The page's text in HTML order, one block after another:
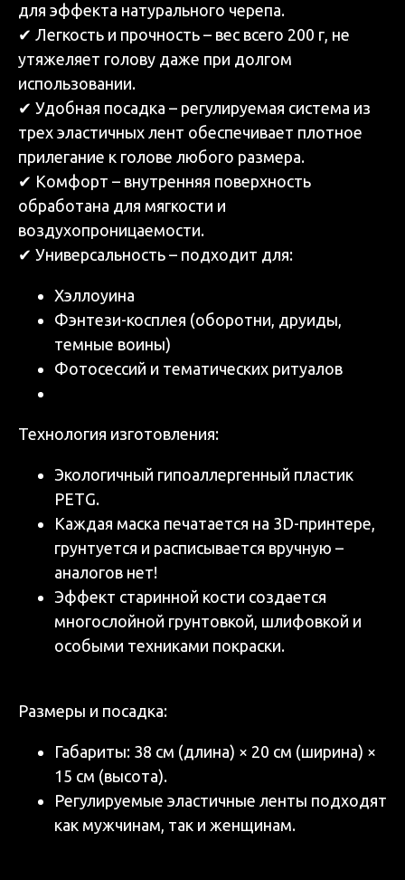
для эффекта натурального черепа.
✔ Легкость и прочность – вес всего 200 г, не
утяжеляет голову даже при долгом
использовании.
✔ Удобная посадка – регулируемая система из
трех эластичных лент обеспечивает плотное
прилегание к голове любого размера.
✔ Комфорт – внутренняя поверхность
обработана для мягкости и
воздухопроницаемости.
✔ Универсальность – подходит для:
Хэллоуина
Фэнтези-косплея (оборотни, друиды,
темные воины)
Фотосессий и тематических ритуалов
Технология изготовления:
Экологичный гипоаллергенный пластик
PETG.
Каждая маска печатается на 3D-принтере,
грунтуется и расписывается вручную –
аналогов нет!
Эффект старинной кости создается
многослойной грунтовкой, шлифовкой и
особыми техниками покраски.
Размеры и посадка:
Габариты: 38 см (длина) × 20 см (ширина) ×
15 см (высота).
Регулируемые эластичные ленты подходят
как мужчинам, так и женщинам.